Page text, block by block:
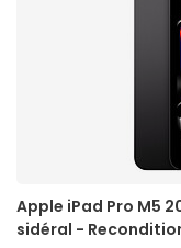
Apple iPad Pro M5
sidéral -